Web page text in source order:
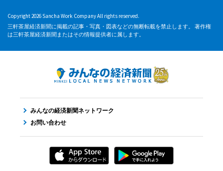
Copyright 2026 Sancha Work Company All rights reserved.
三軒茶屋経済新聞に掲載の記事・写真・図表などの無断転載を禁止します。 著作権
は三軒茶屋経済新聞またはその情報提供者に属します。
みんなの経済新聞ネットワーク
お問い合わせ